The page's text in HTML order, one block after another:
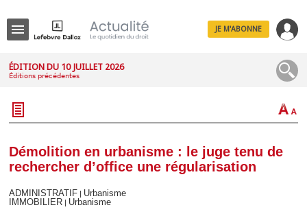
JE M'ABONNE
ÉDITION DU 10 JUILLET 2026
Éditions précédentes
Démolition en urbanisme : le juge tenu de
rechercher d’office une régularisation
ADMINISTRATIF
Urbanisme
IMMOBILIER
Urbanisme